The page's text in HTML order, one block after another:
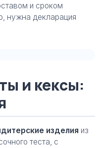
и сроком
нужна декларация
и кексы:
изделия из
теста, с